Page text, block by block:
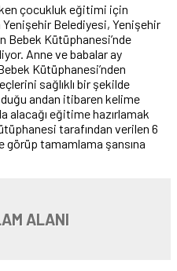
çocukluk eğitimi için
Yenişehir Belediyesi, Yenişehir
Bebek Kütüphanesi’nde
Anne ve babalar ay
Kütüphanesi’nden
sağlıklı bir şekilde
andan itibaren kelime
eğitime hazırlamak
tarafından verilen 6
görüp tamamlama şansına
ALANI